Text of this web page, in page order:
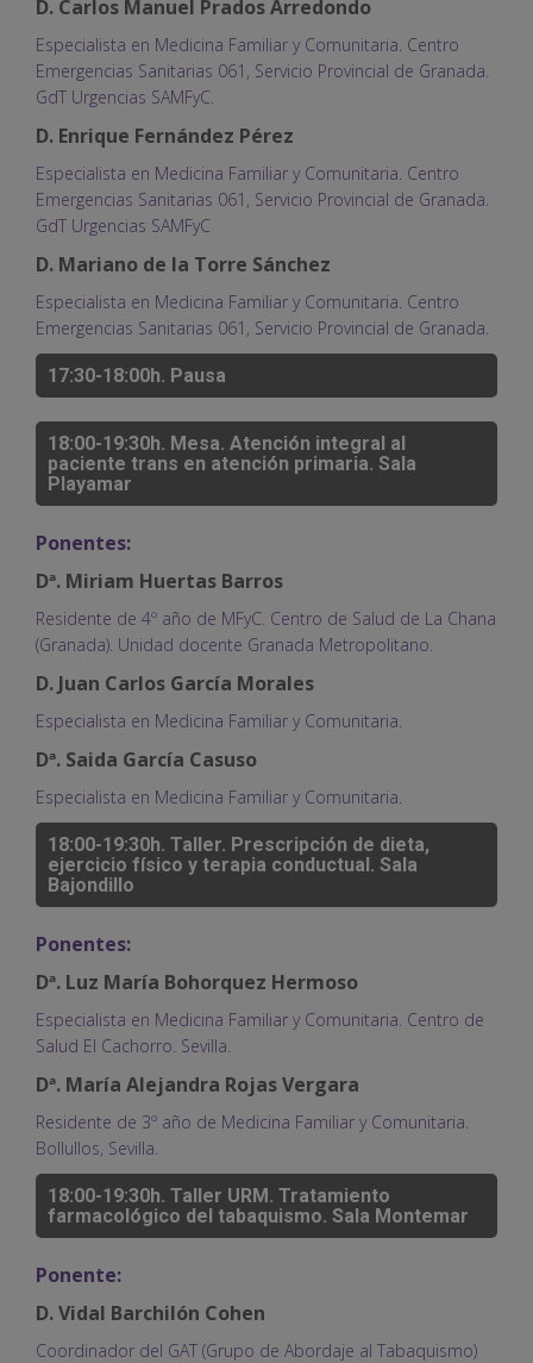
D. Carlos Manuel Prados Arredondo
Especialista en Medicina Familiar y Comunitaria. Centro
Emergencias Sanitarias 061, Servicio Provincial de Granada.
GdT Urgencias SAMFyC.
D. Enrique Fernández Pérez
Especialista en Medicina Familiar y Comunitaria. Centro
Emergencias Sanitarias 061, Servicio Provincial de Granada.
GdT Urgencias SAMFyC
D. Mariano de la Torre Sánchez
Especialista en Medicina Familiar y Comunitaria. Centro
Emergencias Sanitarias 061, Servicio Provincial de Granada.
17:30-18:00h. Pausa
18:00-19:30h. Mesa. Atención integral al
paciente trans en atención primaria. Sala
Playamar
Ponentes:
Dª. Miriam Huertas Barros
Residente de 4º año de MFyC. Centro de Salud de La Chana
(Granada). Unidad docente Granada Metropolitano.
D. Juan Carlos García Morales
Especialista en Medicina Familiar y Comunitaria.
Dª. Saida García Casuso
Especialista en Medicina Familiar y Comunitaria.
18:00-19:30h. Taller. Prescripción de dieta,
ejercicio físico y terapia conductual. Sala
Bajondillo
Ponentes:
Dª. Luz María Bohorquez Hermoso
Especialista en Medicina Familiar y Comunitaria. Centro de
Salud El Cachorro. Sevilla.
Dª. María Alejandra Rojas Vergara
Residente de 3º año de Medicina Familiar y Comunitaria.
Bollullos, Sevilla.
18:00-19:30h. Taller URM. Tratamiento
farmacológico del tabaquismo. Sala Montemar
Ponente:
D. Vidal Barchilón Cohen
Coordinador del GAT (Grupo de Abordaje al Tabaquismo)